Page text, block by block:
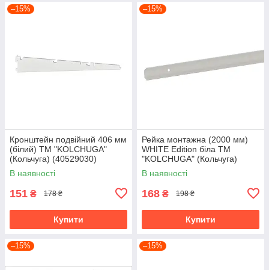
–15%
Кронштейн подвійний 406 мм
(білий) ТМ "KOLCHUGA"
(Кольчуга) (40529030)
В наявності
151 ₴ 178 ₴
Купити
–15%
Рейка монтажна (2000 мм)
WHITE Edition біла ТМ
"KOLCHUGA" (Кольчуга)
(40529108)
В наявності
168 ₴ 198 ₴
Купити
–15% –15%